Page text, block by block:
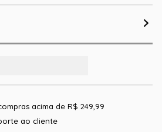
acima de R$ 249,99
ao cliente